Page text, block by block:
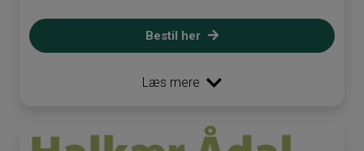
Bestil her
Læs mere